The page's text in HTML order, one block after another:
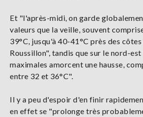
Et "l'après-midi, on garde
valeurs que la veille, souvent
39°C, jusqu'à 40-41°C près des
Roussillon", tandis que sur le nord-
maximales amorcent une hausse,
entre 32 et 36°C".
Il y a peu d'espoir d'en finir
en effet se "prolonge très